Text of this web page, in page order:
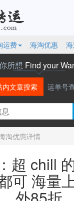
运费 海淘优惠
所想 Find your
内文章搜索 运单号
淘优惠详情
超 chill
可 海量